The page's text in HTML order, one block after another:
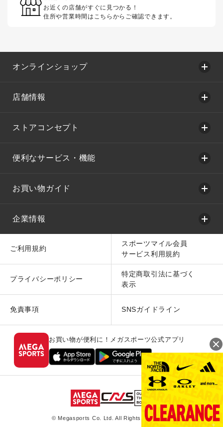
お近くの店舗がすぐに見つかる！
住所や営業時間はこちらからご確認できます。
オンラインショップ
店舗情報
ストアコンセプト
便利なサービス・機能
お買い物ガイド
企業情報
ご利用規約
スポーツマイル会員
サービス利用規約
プライバシーポリシー
特定商取引法に基づく
表示
免責事項 SNSガイドライン
お買い物が便利に！メガスポーツ公式アプリ
© Megasports Co. Ltd. All Rights Reserved.